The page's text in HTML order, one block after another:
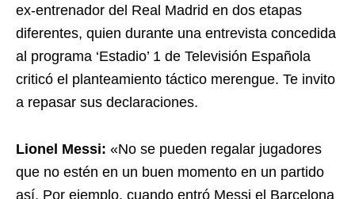
ex-entrenador del Real Madrid en dos etapas
diferentes, quien durante una entrevista concedida
al programa ‘Estadio’ 1 de Televisión Española
criticó el planteamiento táctico merengue. Te invito
a repasar sus declaraciones.
Lionel Messi: «No se pueden regalar jugadores
que no estén en un buen momento en un partido
así. Por ejemplo, cuando entró Messi el Barcelona